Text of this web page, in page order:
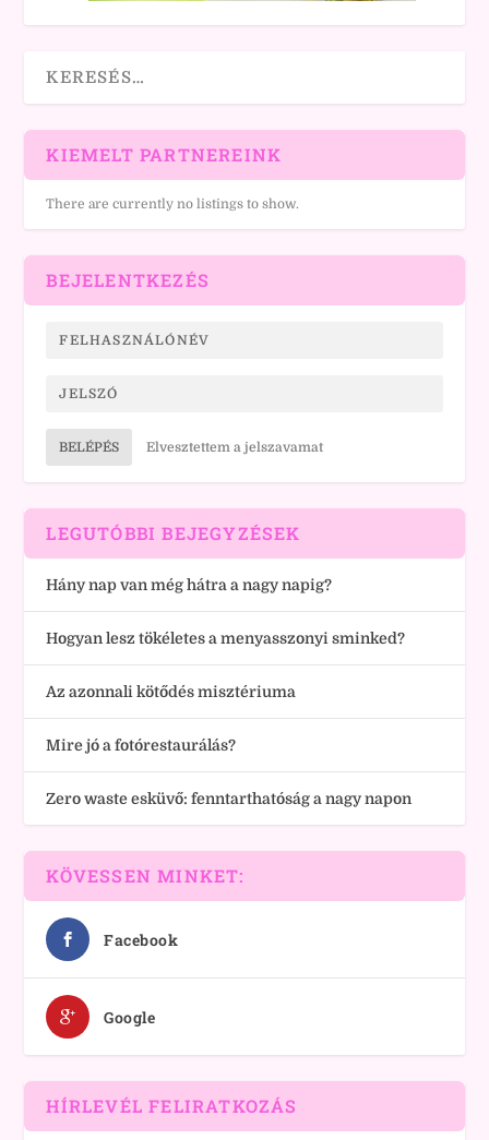
KIEMELT PARTNEREINK
There are currently no listings to show.
BEJELENTKEZÉS
BELÉPÉS Elvesztettem a jelszavamat
LEGUTÓBBI BEJEGYZÉSEK
Hány nap van még hátra a nagy napig?
Hogyan lesz tökéletes a menyasszonyi sminked?
Az azonnali kötődés misztériuma
Mire jó a fotórestaurálás?
Zero waste esküvő: fenntarthatóság a nagy napon
KÖVESSEN MINKET:
Facebook
Google
HÍRLEVÉL FELIRATKOZÁS